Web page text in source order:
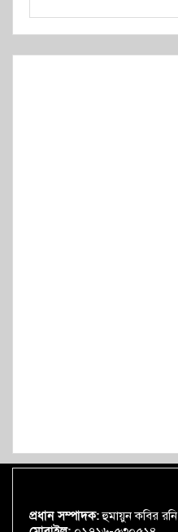
প্রধান সম্পাদক:হুমায়ুন কবির রনি